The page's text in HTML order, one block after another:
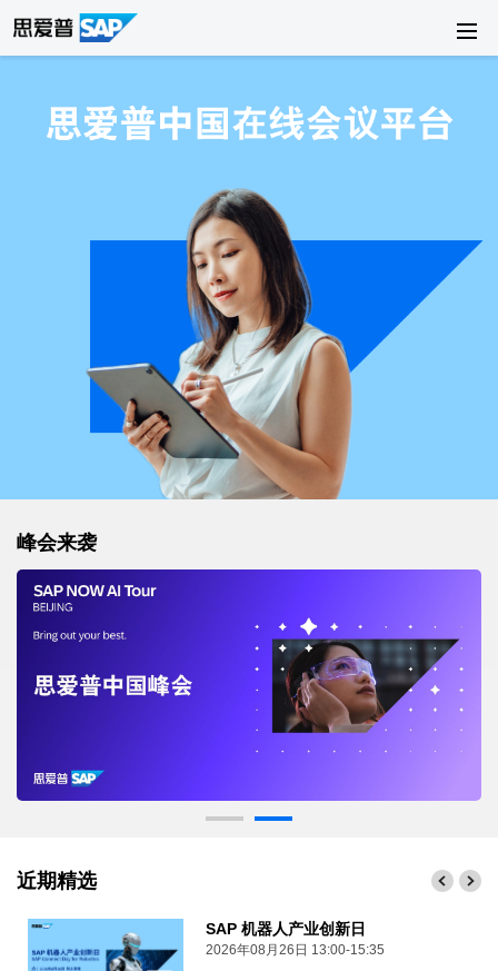
峰会来袭
近期精选
SAP 机器人产业创新日
2026年08月26日 13:00-15:35